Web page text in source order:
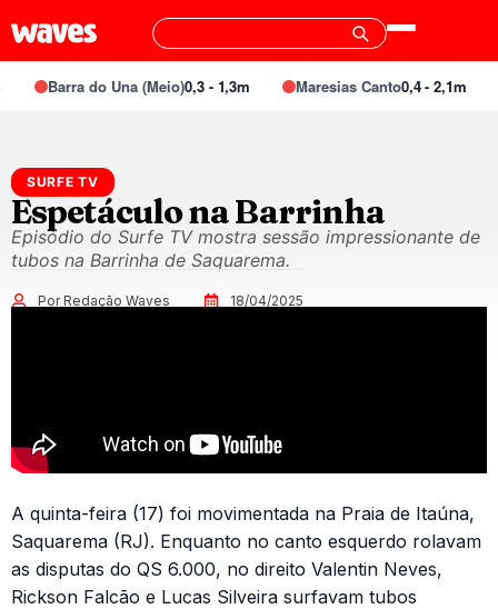
Barra do Una (Meio)0,3 - 1,3m Maresias Canto0,4 - 2,1m
SURFE TV
Espetáculo na Barrinha
Episódio do Surfe TV mostra sessão impressionante de
tubos na Barrinha de Saquarema.
Por Redação Waves 18/04/2025
A quinta-feira (17) foi movimentada na Praia de Itaúna,
Saquarema (RJ). Enquanto no canto esquerdo rolavam
as disputas do QS 6.000, no direito Valentin Neves,
Rickson Falcão e Lucas Silveira surfavam tubos